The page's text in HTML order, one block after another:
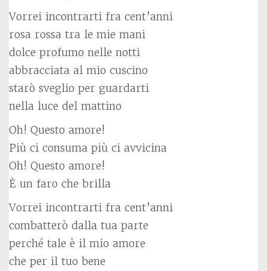
Vorrei incontrarti fra cent’anni
rosa rossa tra le mie mani
dolce profumo nelle notti
abbracciata al mio cuscino
starò sveglio per guardarti
nella luce del mattino
Oh! Questo amore!
Più ci consuma più ci avvicina
Oh! Questo amore!
È un faro che brilla
Vorrei incontrarti fra cent’anni
combatterò dalla tua parte
perché tale è il mio amore
che per il tuo bene